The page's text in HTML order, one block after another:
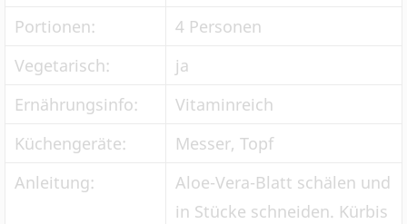
Portionen:
4 Personen
Vegetarisch:
ja
Ernährungsinfo:
Vitaminreich
Küchengeräte:
Messer, Topf
Anleitung:
Aloe-Vera-Blatt schälen und
in Stücke schneiden. Kürbis